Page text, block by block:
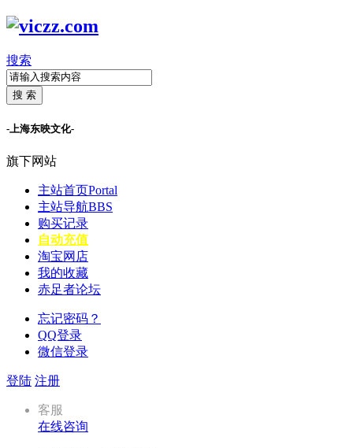
搜索
搜 索
-上海东映文化-
旗下网站
主站首页Portal
主站导航BBS
购买记录
自动充值
淘宝网店
我的收藏
赤足者论坛
忘记密码？
QQ登录
微信登录
登陆 注册
客服
在线咨询